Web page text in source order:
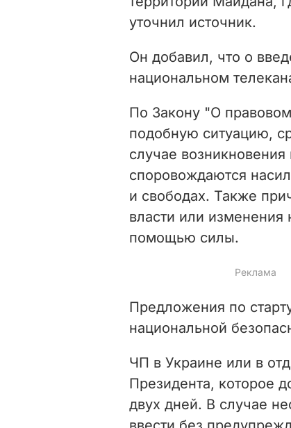
уточнил источник.
Он добавил, что о
национальном
По Закону "О
подобную ситуацию,
случае
споровождаются
и свободах. Также
власти или изменения
помощью силы.
Предложения по
национальной
ЧП в Украине или в
Президента, которое
двух дней. В случае